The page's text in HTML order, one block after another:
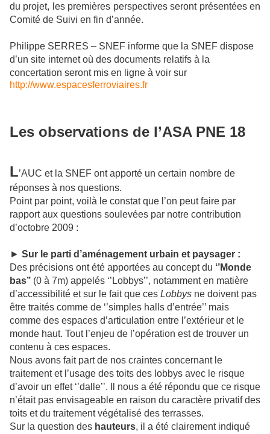
du projet, les premières perspectives seront présentées en
Comité de Suivi en fin d’année.
Philippe SERRES – SNEF informe que la SNEF dispose
d’un site internet où des documents relatifs à la
concertation seront mis en ligne à voir sur
http://www.espacesferroviaires.fr
Les observations de l’ASA PNE 18
L’AUC et la SNEF ont apporté un certain nombre de
réponses à nos questions.
Point par point, voilà le constat que l’on peut faire par
rapport aux questions soulevées par notre contribution
d’octobre 2009 :
► Sur le parti d’aménagement urbain et paysager :
Des précisions ont été apportées au concept du ‘’Monde
bas’’ (0 à 7m) appelés ‘’Lobbys’’, notamment en matière
d’accessibilité et sur le fait que ces Lobbys ne doivent pas
être traités comme de ‘’simples halls d’entrée’’ mais
comme des espaces d’articulation entre l’extérieur et le
monde haut. Tout l’enjeu de l’opération est de trouver un
contenu à ces espaces.
Nous avons fait part de nos craintes concernant le
traitement et l’usage des toits des lobbys avec le risque
d’avoir un effet ‘’dalle’’. Il nous a été répondu que ce risque
n’était pas envisageable en raison du caractère privatif des
toits et du traitement végétalisé des terrasses.
Sur la question des hauteurs, il a été clairement indiqué